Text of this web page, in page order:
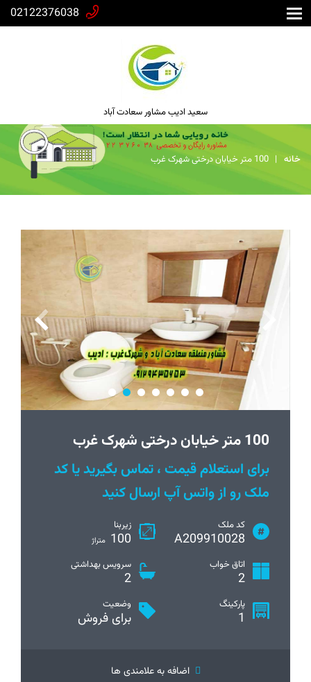
02122376038
سعید ادیب مشاور سعادت آباد
خانه 100 متر خیابان درختی شهرک غرب
100 متر خیابان درختی شهرک غرب
برای استعلام قیمت ، تماس بگیرید یا کد
ملک رو از واتس آپ ارسال کنید
کد ملک
A209910028
زیربنا
100 متراژ
اتاق خواب
2
سرویس بهداشتی
2
پارکینگ
1
وضعیت
برای فروش
اضافه به علامندی ها